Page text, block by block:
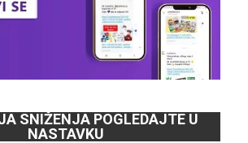
SNIŽENJA POGLEDAJTE U
NASTAVKU